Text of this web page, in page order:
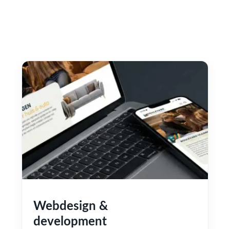
Webdesign &
development